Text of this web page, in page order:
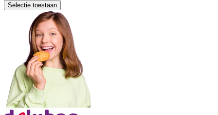
Selectie toestaan